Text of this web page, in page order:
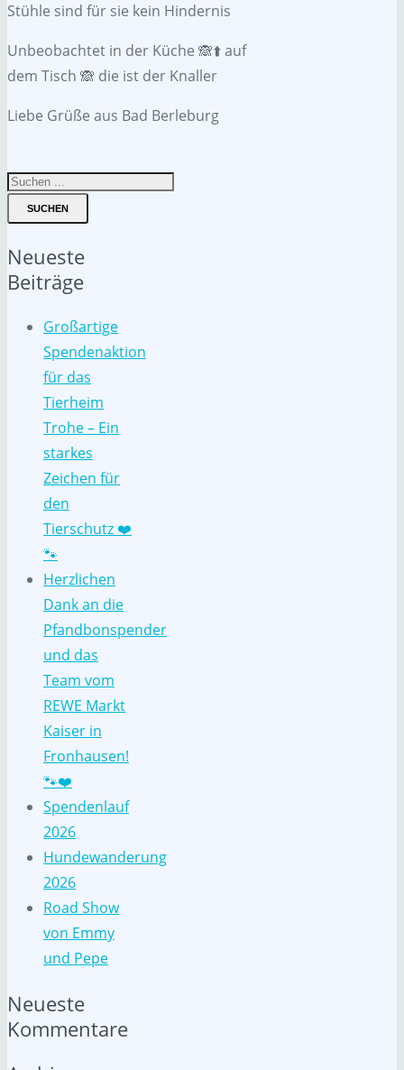
Stühle sind für sie kein Hindernis
Unbeobachtet in der Küche 🙈⬆️ auf
dem Tisch 🙈 die ist der Knaller
Liebe Grüße aus Bad Berleburg
SUCHEN
Neueste
Beiträge
Großartige
Spendenaktion
für das
Tierheim
Trohe – Ein
starkes
Zeichen für
den
Tierschutz ❤️
🐾
Herzlichen
Dank an die
Pfandbonspender
und das
Team vom
REWE Markt
Kaiser in
Fronhausen!
🐾❤️
Spendenlauf
2026
Hundewanderung
2026
Road Show
von Emmy
und Pepe
Neueste
Kommentare